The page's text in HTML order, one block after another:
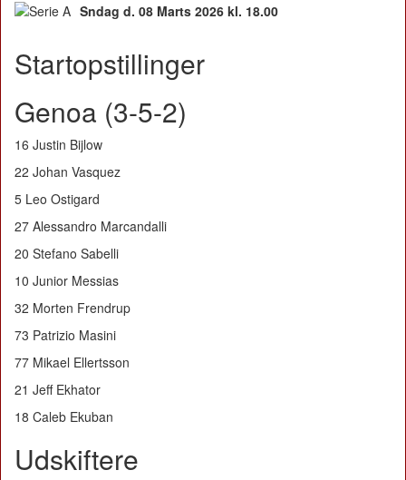
Sndag d. 08 Marts 2026 kl. 18.00
Startopstillinger
Genoa (3-5-2)
16 Justin Bijlow
22 Johan Vasquez
5 Leo Ostigard
27 Alessandro Marcandalli
20 Stefano Sabelli
10 Junior Messias
32 Morten Frendrup
73 Patrizio Masini
77 Mikael Ellertsson
21 Jeff Ekhator
18 Caleb Ekuban
Udskiftere